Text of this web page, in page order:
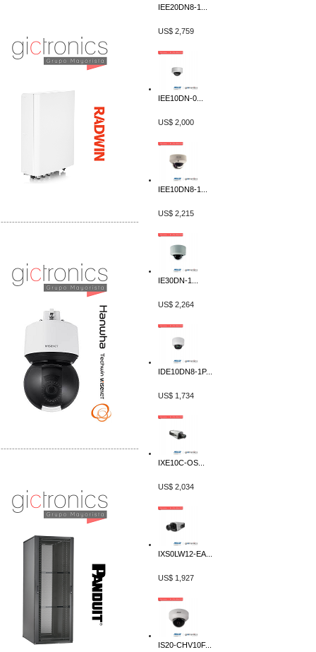
-------------------------------------------------
-------------------------------------------------
IEE20DN8-1...
US$ 2,759
IEE10DN-0...
US$ 2,000
IEE10DN8-1...
US$ 2,215
IE30DN-1...
US$ 2,264
IDE10DN8-1P...
US$ 1,734
IXE10C-OS...
US$ 2,034
IXS0LW12-EA...
US$ 1,927
IS20-CHV10F...